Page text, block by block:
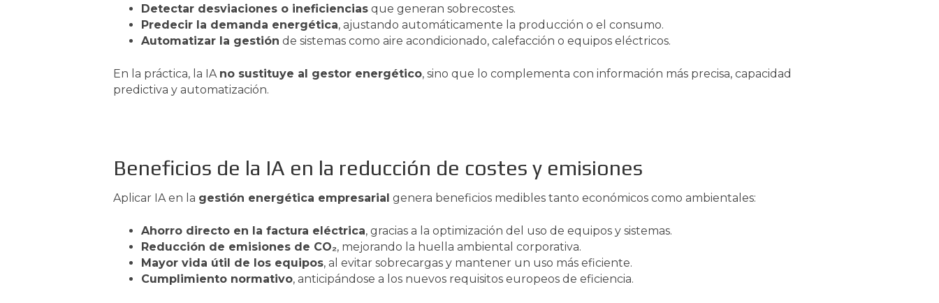
Detectar desviaciones o ineficiencias que generan sobrecostes.
Predecir la demanda energética, ajustando automáticamente la producción o el consumo.
Automatizar la gestión de sistemas como aire acondicionado, calefacción o equipos eléctricos.
En la práctica, la IA no sustituye al gestor energético, sino que lo complementa con información más precisa, capacidad
predictiva y automatización.
Beneficios de la IA en la reducción de costes y emisiones
Aplicar IA en la gestión energética empresarial genera beneficios medibles tanto económicos como ambientales:
Ahorro directo en la factura eléctrica, gracias a la optimización del uso de equipos y sistemas.
Reducción de emisiones de CO₂, mejorando la huella ambiental corporativa.
Mayor vida útil de los equipos, al evitar sobrecargas y mantener un uso más eficiente.
Cumplimiento normativo, anticipándose a los nuevos requisitos europeos de eficiencia.